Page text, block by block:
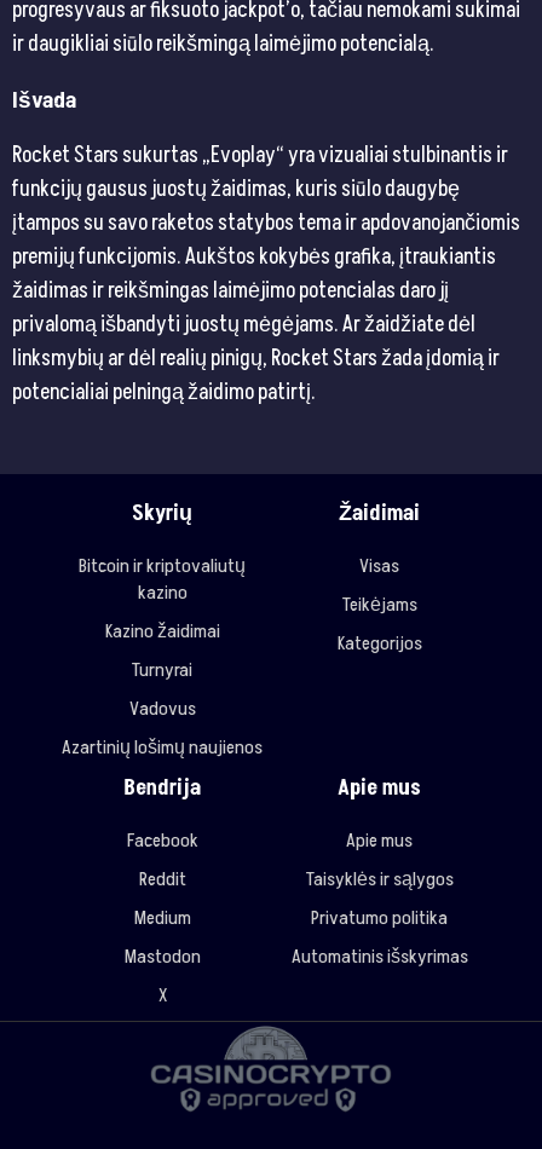
progresyvaus ar fiksuoto jackpot’o, tačiau nemokami sukimai
ir daugikliai siūlo reikšmingą laimėjimo potencialą.
Išvada
Rocket Stars sukurtas „Evoplay“ yra vizualiai stulbinantis ir
funkcijų gausus juostų žaidimas, kuris siūlo daugybę
įtampos su savo raketos statybos tema ir apdovanojančiomis
premijų funkcijomis. Aukštos kokybės grafika, įtraukiantis
žaidimas ir reikšmingas laimėjimo potencialas daro jį
privalomą išbandyti juostų mėgėjams. Ar žaidžiate dėl
linksmybių ar dėl realių pinigų, Rocket Stars žada įdomią ir
potencialiai pelningą žaidimo patirtį.
Skyrių
Bitcoin ir kriptovaliutų
kazino
Kazino žaidimai
Turnyrai
Vadovus
Azartinių lošimų naujienos
Žaidimai
Visas
Teikėjams
Kategorijos
Bendrija
Facebook
Reddit
Medium
Mastodon
X
Apie mus
Apie mus
Taisyklės ir sąlygos
Privatumo politika
Automatinis išskyrimas